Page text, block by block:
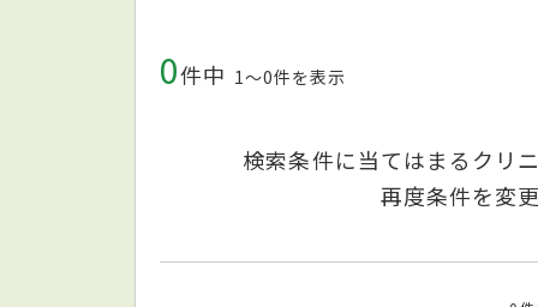
0件中 1〜0件を表示
検索条件に当てはまるクリ
再度条件を変